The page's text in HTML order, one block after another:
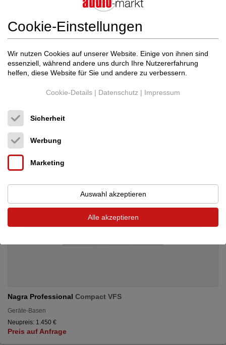
Nagra ProfessionalCompact PSU
Netzteile / Stromversorgung
Neupreis: 3.900 €
Nagra Professional Compact VFS
Geräte-Basen
Neupreis: 1.450 €
Preis auf Anfrage
Cookie-Einstellungen
Wir nutzen Cookies auf unserer Website. Einige von ihnen sind
essenziell, während andere uns durch Ihre Nutzererfahrung
helfen, diese Website für Sie und andere zu verbessern.
Cookie-Details | Datenschutz | Impressum
Sicherheit
Werbung
Marketing
Auswahl akzeptieren
Alle akzeptieren